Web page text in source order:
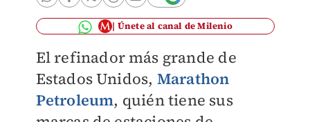
Únete al canal de Milenio
El refinador más grande de
Estados Unidos, Marathon
Petroleum, quién tiene sus